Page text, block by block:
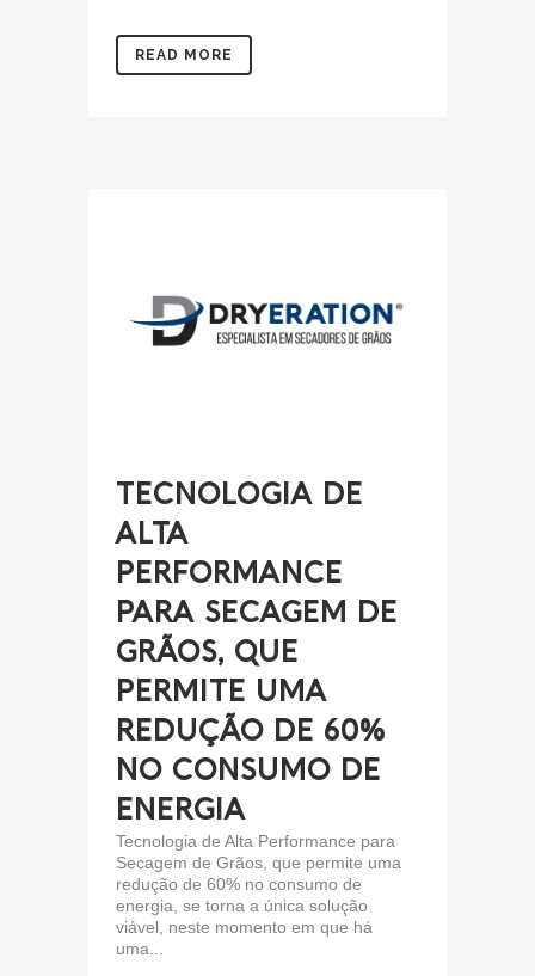
READ MORE
TECNOLOGIA DE
ALTA
PERFORMANCE
PARA SECAGEM DE
GRÃOS, QUE
PERMITE UMA
REDUÇÃO DE 60%
NO CONSUMO DE
ENERGIA
Tecnologia de Alta Performance para
Secagem de Grãos, que permite uma
redução de 60% no consumo de
energia, se torna a única solução
viável, neste momento em que há
uma...